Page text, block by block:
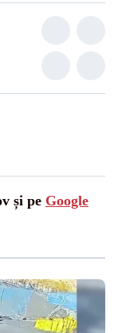
și pe Google